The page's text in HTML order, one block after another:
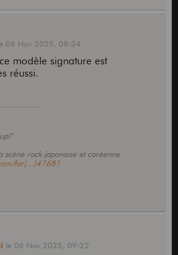
06 Nov 2025, 08:34
modèle signature est
réussi.
rock japonaise et coréenne
for(...)47681
le 06 Nov 2025, 09:22